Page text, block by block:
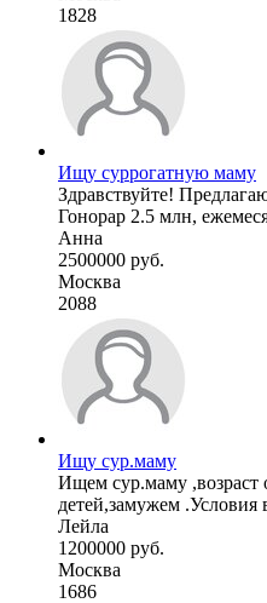
1828
Ищу суррогатную маму
Здравствуйте!
Гонорар 2.5 млн,
Анна
2500000 руб.
Москва
2088
Ищу сур.маму
Ищем сур.маму ,возраст
детей,замужем .Условия
Лейла
1200000 руб.
Москва
1686